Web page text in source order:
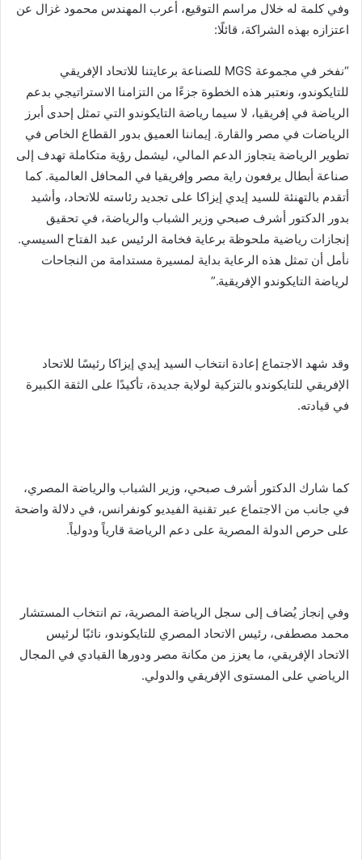
وفي كلمة له خلال مراسم التوقيع، أعرب المهندس محمود غزال عن
اعتزازه بهذه الشراكة، قائلًا:
“نفخر في مجموعة MGS للصناعة برعايتنا للاتحاد الإفريقي
للتايكوندو، ونعتبر هذه الخطوة جزءًا من التزامنا الاستراتيجي بدعم
الرياضة في إفريقيا، لا سيما رياضة التايكوندو التي تمثل إحدى أبرز
الرياضات في مصر والقارة. إيماننا العميق بدور القطاع الخاص في
تطوير الرياضة يتجاوز الدعم المالي، ليشمل رؤية متكاملة تهدف إلى
صناعة أبطال يرفعون راية مصر وإفريقيا في المحافل العالمية. كما
أتقدم بالتهنئة للسيد إيدي إيزاكا على تجديد رئاسته للاتحاد، وأشيد
بدور الدكتور أشرف صبحي وزير الشباب والرياضة، في تحقيق
إنجازات رياضية ملحوظة برعاية فخامة الرئيس عبد الفتاح السيسي.
نأمل أن تمثل هذه الرعاية بداية لمسيرة مستدامة من النجاحات
لرياضة التايكوندو الإفريقية.”
وقد شهد الاجتماع إعادة انتخاب السيد إيدي إيزاكا رئيسًا للاتحاد
الإفريقي للتايكوندو بالتزكية لولاية جديدة، تأكيدًا على الثقة الكبيرة
في قيادته.
كما شارك الدكتور أشرف صبحي، وزير الشباب والرياضة المصري،
في جانب من الاجتماع عبر تقنية الفيديو كونفرانس، في دلالة واضحة
على حرص الدولة المصرية على دعم الرياضة قارياً ودولياً.
وفي إنجاز يُضاف إلى سجل الرياضة المصرية، تم انتخاب المستشار
محمد مصطفى، رئيس الاتحاد المصري للتايكوندو، نائبًا لرئيس
الاتحاد الإفريقي، ما يعزز من مكانة مصر ودورها القيادي في المجال
الرياضي على المستوى الإفريقي والدولي.